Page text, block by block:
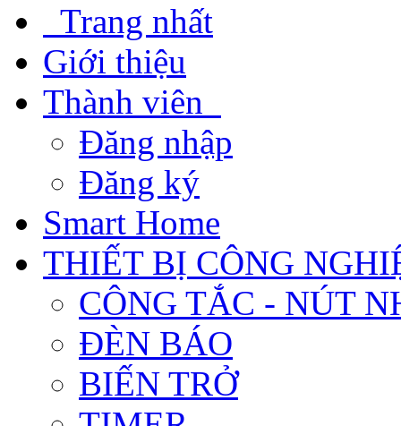
Trang nhất
Giới thiệu
Thành viên
Đăng nhập
Đăng ký
Smart Home
THIẾT BỊ CÔNG
CÔNG TẮC - NÚT
ĐÈN BÁO
BIẾN TRỞ